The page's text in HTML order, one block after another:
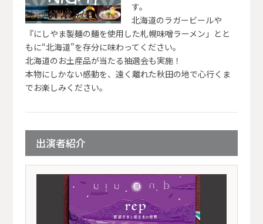
す。
北海道のラガービールや
『にしやま製麺の麺を使用した札幌味噌ラーメン」とと
もに“北海道”を存分に味わってください。
北海道のお土産品が当たる抽選会も実施！
本物にしかない感動を、遠く離れた秋田の地で心行くま
でお楽しみください。
出演者紹介